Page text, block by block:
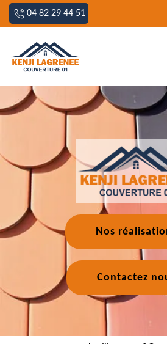
04 82 29 44 51
Nos
Contactez